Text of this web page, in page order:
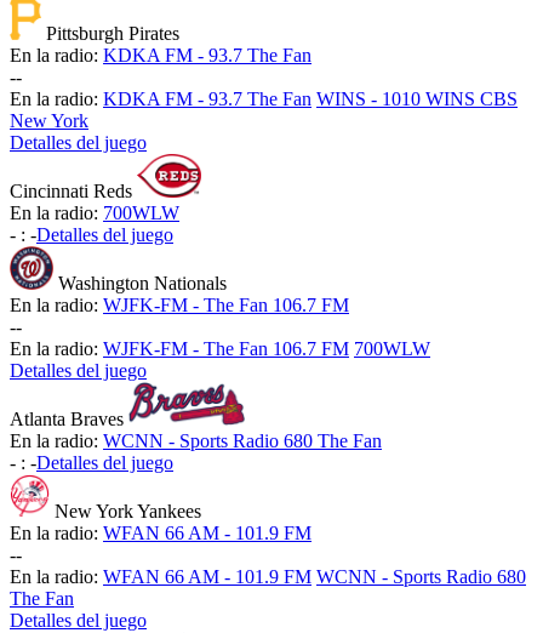
Pittsburgh Pirates
En la radio: KDKA FM - 93.7 The Fan
--
En la radio: KDKA FM - 93.7 The Fan WINS - 1010 WINS CBS
New York
Detalles del juego
Cincinnati Reds
En la radio: 700WLW
- : -Detalles del juego
Washington Nationals
En la radio: WJFK-FM - The Fan 106.7 FM
--
En la radio: WJFK-FM - The Fan 106.7 FM 700WLW
Detalles del juego
Atlanta Braves
En la radio: WCNN - Sports Radio 680 The Fan
- : -Detalles del juego
New York Yankees
En la radio: WFAN 66 AM - 101.9 FM
--
En la radio: WFAN 66 AM - 101.9 FM WCNN - Sports Radio 680
The Fan
Detalles del juego